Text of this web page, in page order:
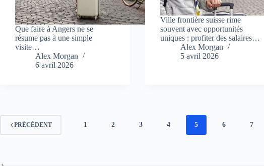
Que faire à Angers ne se
résume pas à une simple
visite…
Alex Morgan
6 avril 2026
Ville frontière suisse rime
souvent avec opportunités
uniques : profiter des salaires…
Alex Morgan
5 avril 2026
PRÉCÉDENT 1 2 3 4 5 6 7